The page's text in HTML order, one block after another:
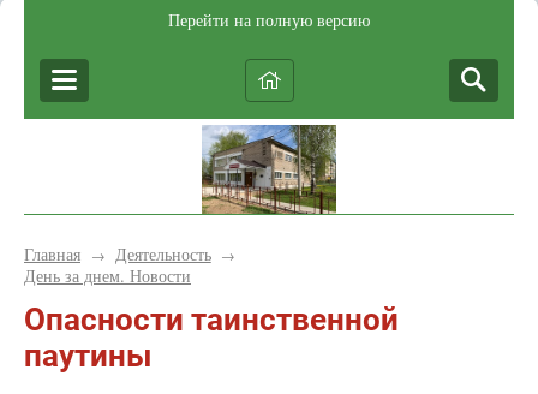
Перейти на полную версию
Главная → Деятельность →
День за днем. Новости
Опасности таинственной
паутины